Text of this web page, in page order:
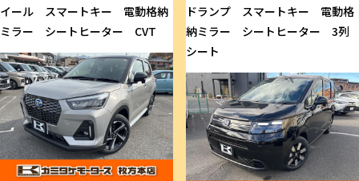
イール スマートキー 電動格納
ミラー シートヒーター CVT
ドランプ スマートキー 電動格
納ミラー シートヒーター 3列
シート